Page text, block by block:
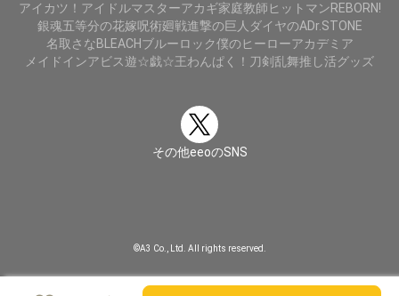
アイカツ！ アイドルマスターアカギ家庭教師ヒットマンREBORN!
銀魂五等分の花嫁呪術廻戦進撃の巨人 ダイヤのADr.STONE
名取さなBLEACHブルーロック僕のヒーローアカデミア
メイドインアビス遊☆戯☆王わんぱく！刀剣乱舞推し活グッズ
その他eeoのSNS
©A3 Co., Ltd. All rights reserved.